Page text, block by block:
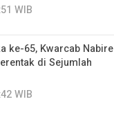
WIB
ke-65, Kwarcab Nabire
di Sejumlah
WIB